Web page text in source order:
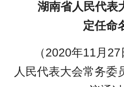
湖南省人民代表
定任命
（2020年11月27
人民代表大会常务委